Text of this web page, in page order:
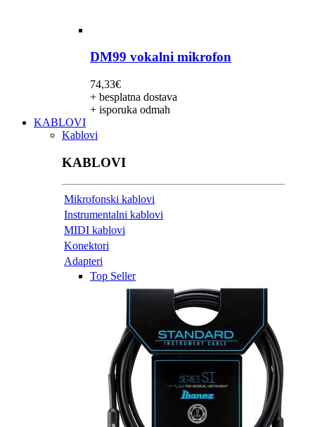
DM99 vokalni mikrofon
74,33€
+ besplatna dostava
+ isporuka odmah
KABLOVI
Kablovi
KABLOVI
Mikrofonski kablovi
Instrumentalni kablovi
MIDI kablovi
Konektori
Adapteri
Top Seller